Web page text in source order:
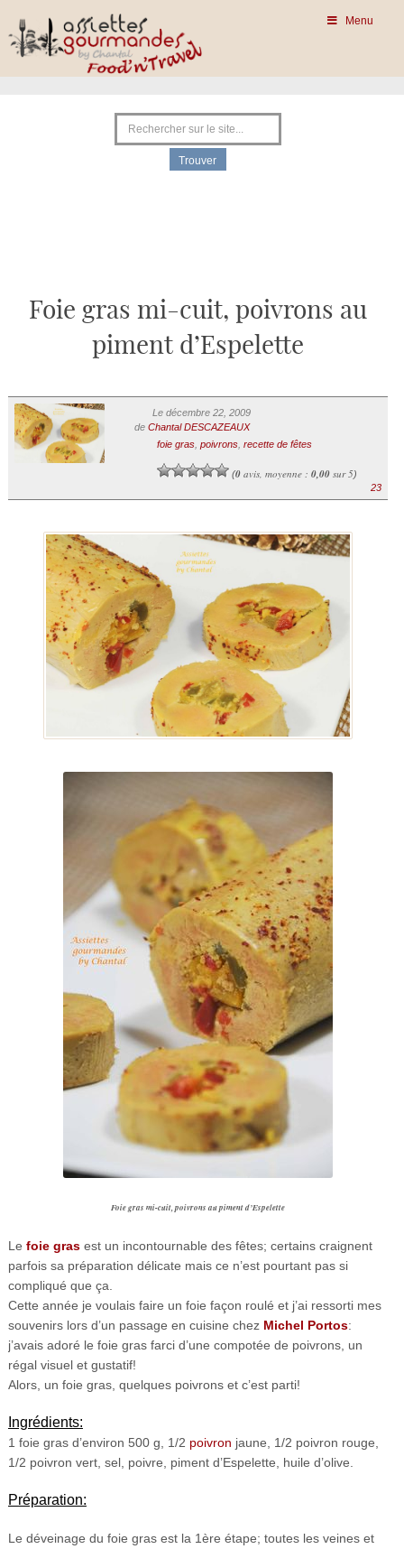
Menu
Foie gras mi-cuit, poivrons au
piment d’Espelette
Le décembre 22, 2009
de Chantal DESCAZEAUX
foie gras, poivrons, recette de fêtes
(0avis, moyenne : 0,00sur 5)
23
Foie gras mi-cuit, poivrons au piment d’Espelette
Le foie grasest un incontournable des fêtes; certains craignent
parfois sa préparation délicate mais ce n’est pourtant pas si
compliqué que ça.
Cette année je voulais faire un foie façon roulé et j’ai ressorti mes
souvenirs lors d’un passage en cuisine chez Michel Portos:
j’avais adoré le foie gras farci d’une compotée de poivrons, un
régal visuel et gustatif!
Alors, un foie gras, quelques poivrons et c’est parti!
Ingrédients:
1 foie gras d’environ 500 g, 1/2 poivron jaune, 1/2 poivron rouge,
1/2 poivron vert, sel, poivre, piment d’Espelette, huile d’olive.
Préparation:
Le déveinage du foie gras est la 1ère étape; toutes les veines et